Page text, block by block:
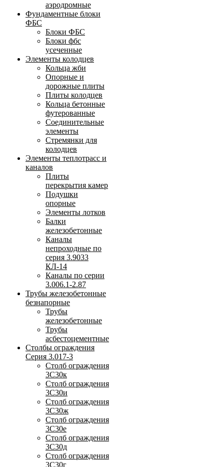
аэродромные
Фундаментные блоки
ФБС
Блоки ФБС
Блоки фбс
усеченные
Элементы колодцев
Кольца жби
Опорные и
дорожные плиты
Плиты колодцев
Кольца бетонные
футерованные
Соединительные
элементы
Стремянки для
колодцев
Элементы теплотрасс и
каналов
Плиты
перекрытия камер
Подушки
опорные
Элементы лотков
Балки
железобетонные
Каналы
непроходные по
серия 3.9033
КЛ-14
Каналы по серии
3.006.1-2.87
Трубы железобетонные
безнапорные
Трубы
железобетонные
Трубы
асбестоцементные
Столбы ограждения
Серия 3.017-3
Столб ограждения
3С30к
Столб ограждения
3С30и
Столб ограждения
3С30ж
Столб ограждения
3С30е
Столб ограждения
3С30д
Столб ограждения
3С30г